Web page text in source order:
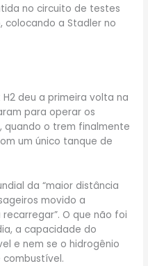
no circuito de testes
colocando a Stadler no
deu a primeira volta na
para operar os
quando o trem finalmente
um único tanque de
da “maior distância
movido a
O que não foi
a capacidade do
e nem se o hidrogênio